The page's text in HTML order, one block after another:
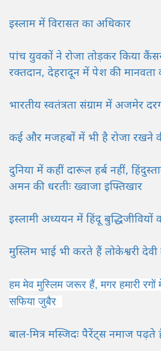
इस्लाम में विरासत का अधिकार
पांच युवकों ने रोजा तोड़कर किया
रक्तदान, देहरादून में पेश की मानवता
भारतीय स्वतंत्रता संग्राम में अजमेर
कई और मजहबों में भी है रोजा रखने
दुनिया में कहीं दारूल हर्ब नहीं,
अमन की धरतीः ख्वाजा इफ्तिखार
इस्लामी अध्ययन में हिंदू बुद्धिजीवियों
मुस्लिम भाई भी करते हैं लोकेश्वरी
हम मेव मुस्लिम जरूर हैं, मगर हमारी
सफिया जुबैर
बाल-मित्र मस्जिदः पैरेंट्स नमाज